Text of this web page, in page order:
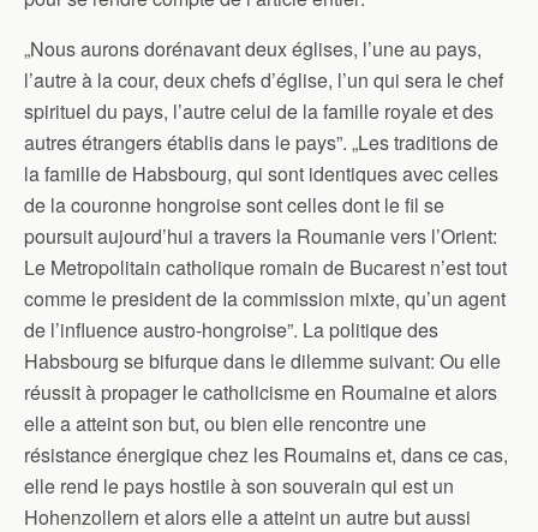
„Nous aurons dorénavant deux églises, l’une au pays,
l’autre à la cour, deux chefs d’église, l’un qui sera le chef
spirituel du pays, l’autre celui de la famille royale et des
autres étrangers établis dans le pays”. „Les traditions de
la famille de Habsbourg, qui sont identiques avec celles
de la couronne hongroise sont celles dont le fil se
poursuit aujourd’hui a travers la Roumanie vers l’Orient:
Le Metropolitain catholique romain de Bucarest n’est tout
comme le president de Ia commission mixte, qu’un agent
de l’influence austro-hongroise”. La politique des
Habsbourg se bifurque dans le dilemme suivant: Ou elle
réussit à propager le catholicisme en Roumaine et alors
elle a atteint son but, ou bien elle rencontre une
résistance énergique chez les Roumains et, dans ce cas,
elle rend le pays hostile à son souverain qui est un
Hohenzollern et alors elle a atteint un autre but aussi